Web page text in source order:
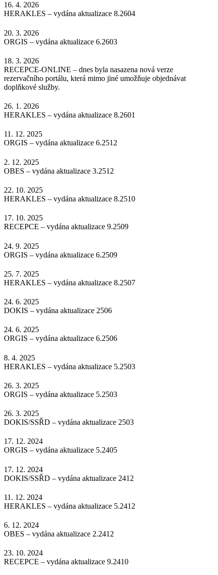
16. 4. 2026
HERAKLES – vydána aktualizace 8.2604
20. 3. 2026
ORGIS – vydána aktualizace 6.2603
18. 3. 2026
RECEPCE-ONLINE – dnes byla nasazena nová verze
rezervačního portálu, která mimo jiné umožňuje objednávat
doplňkové služby.
26. 1. 2026
HERAKLES – vydána aktualizace 8.2601
11. 12. 2025
ORGIS – vydána aktualizace 6.2512
2. 12. 2025
OBES – vydána aktualizace 3.2512
22. 10. 2025
HERAKLES – vydána aktualizace 8.2510
17. 10. 2025
RECEPCE – vydána aktualizace 9.2509
24. 9. 2025
ORGIS – vydána aktualizace 6.2509
25. 7. 2025
HERAKLES – vydána aktualizace 8.2507
24. 6. 2025
DOKIS – vydána aktualizace 2506
24. 6. 2025
ORGIS – vydána aktualizace 6.2506
8. 4. 2025
HERAKLES – vydána aktualizace 5.2503
26. 3. 2025
ORGIS – vydána aktualizace 5.2503
26. 3. 2025
DOKIS/SSŘD – vydána aktualizace 2503
17. 12. 2024
ORGIS – vydána aktualizace 5.2405
17. 12. 2024
DOKIS/SSŘD – vydána aktualizace 2412
11. 12. 2024
HERAKLES – vydána aktualizace 5.2412
6. 12. 2024
OBES – vydána aktualizace 2.2412
23. 10. 2024
RECEPCE – vydána aktualizace 9.2410